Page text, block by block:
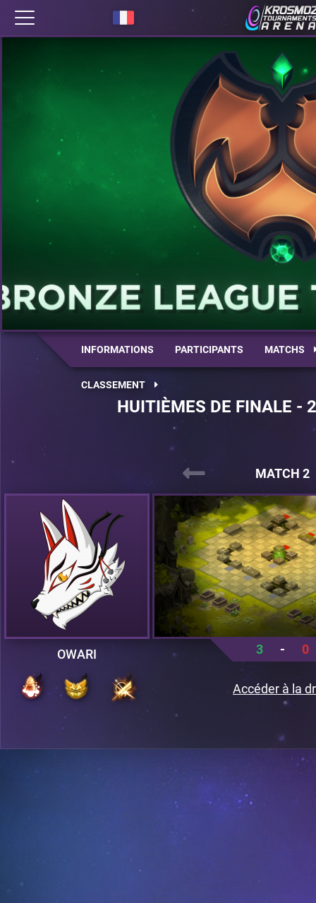
INFORMATIONS PARTICIPANTS MATCHS
CLASSEMENT
HUITIÈMES DE FINALE
MATCH 2
OWARI 3 - 0
Accéder à la